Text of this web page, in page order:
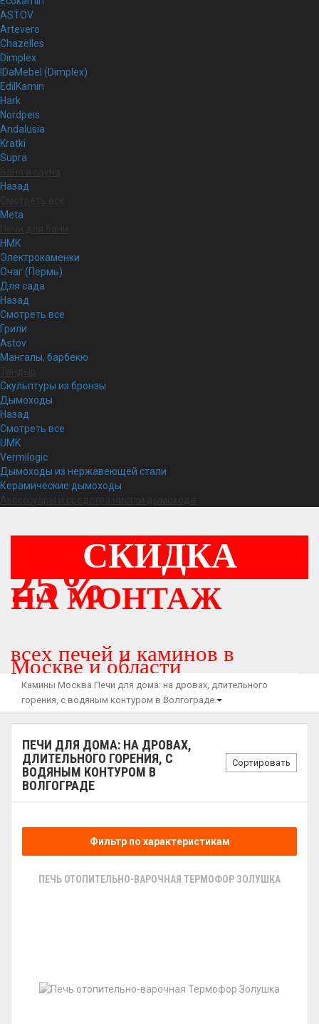
ASTOV
Artevero
Chazelles
Dimplex
IDaMebel (Dimplex)
EdilKamin
Hark
Nordpeis
Andalusia
Kratki
Supra
Назад
Meta
НМК
Электрокаменки
Очаг (Пермь)
Для сада
Назад
Смотреть все
Грили
Astov
Мангалы, барбекю
Скульптуры из бронзы
Дымоходы
Назад
Смотреть все
UMK
Vermilogic
Дымоходы из нержавеющей стали
Керамические дымоходы
СКИДКА
25%
НА МОНТАЖ
всех печей и каминов в
Москве и области
Камины Москва Печи для дома: на дровах, длительного
горения, с водяным контуром в Волгограде
ПЕЧИ ДЛЯ ДОМА: НА ДРОВАХ,
ДЛИТЕЛЬНОГО ГОРЕНИЯ, С
ВОДЯНЫМ КОНТУРОМ В
ВОЛГОГРАДЕ
Сортировать
Фильтр по характеристикам
ПЕЧЬ ОТОПИТЕЛЬНО-ВАРОЧНАЯ ТЕРМОФОР ЗОЛУШКА